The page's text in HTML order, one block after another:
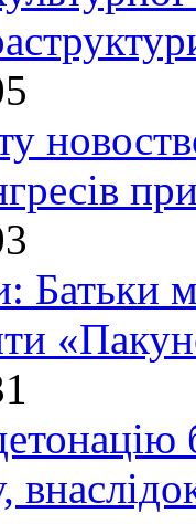
Батьки